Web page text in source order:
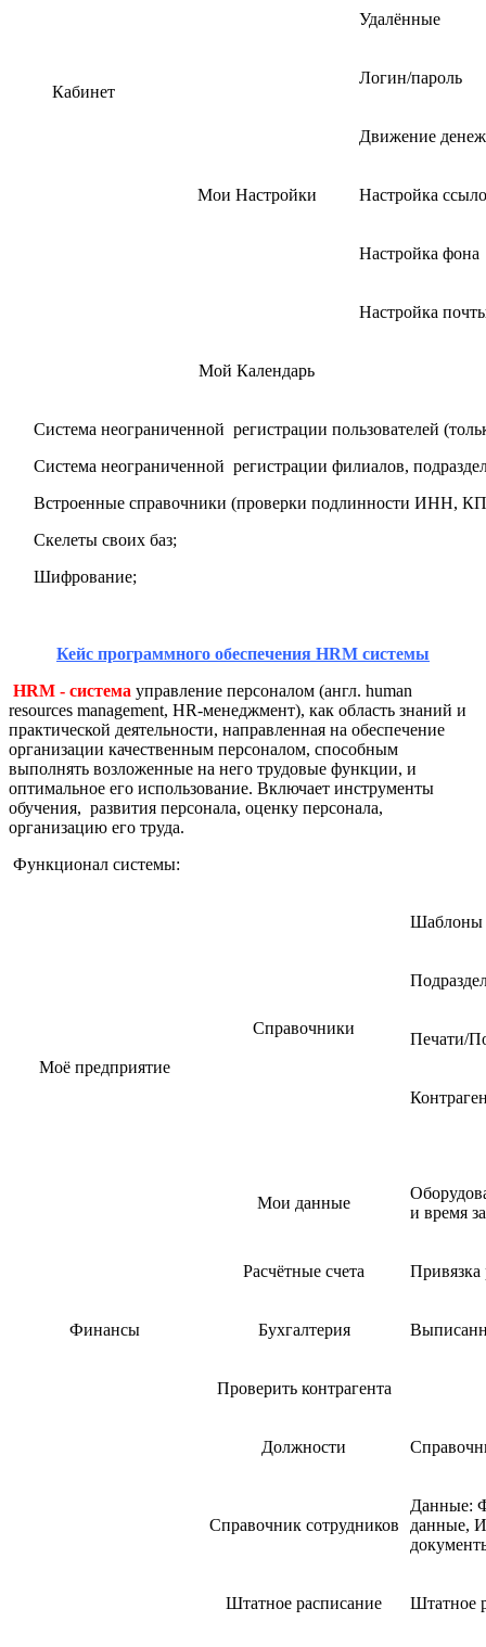
Кабинет
Удалённые
Мои Настройки
Логин/пароль
Движение
Настройка
Настройка фона
Настройка
Мой Календарь
Система неограниченной регистрации пользователей
Система неограниченной регистрации филиалов,
Встроенные справочники (проверки подлинности ИНН,
Скелеты своих баз;
Шифрование;
Кейс программного обеспечения HRM системы
HRM - система управление персоналом (англ. human
resources management, HR-менеджмент), как область знаний и
практической деятельности, направленная на обеспечение
организации качественным персоналом, способным
выполнять возложенные на него трудовые функции, и
оптимальное его использование. Включает инструменты
обучения, развития персонала, оценку персонала,
организацию его труда.
Функционал системы:
Моё предприятие
Справочники
Шаблоны
Печати/
Мои данные
и время
Финансы
Расчётные счета Привязка
Бухгалтерия
Проверить контрагента
Должности
Справочник сотрудников
Данные:
данные,
Штатное расписание Штатное